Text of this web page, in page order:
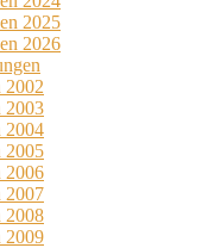
2025
2026
2002
2003
2004
2005
2006
2007
2008
2009